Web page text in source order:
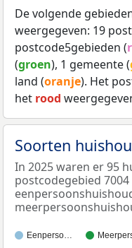
De volgende
weergegeven: 19
postcode5gebieden (
(groen), 1 gemeente (
land (oranje). Het
het rood
Soorten
In 2025 waren er 95
postcodegebied 7004
Eenperso…